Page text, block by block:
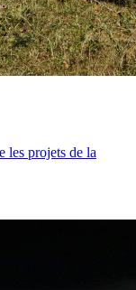
les projets de la